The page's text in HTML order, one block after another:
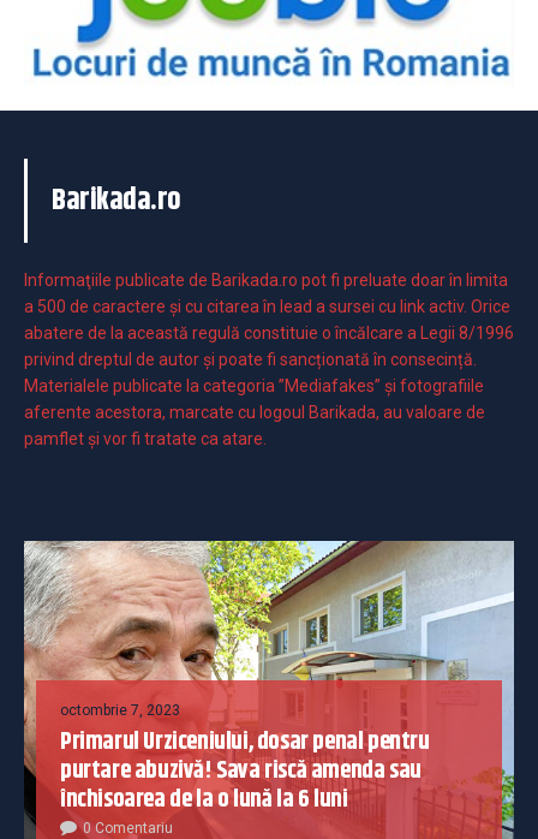
Barikada.ro
Informaţiile publicate de Barikada.ro pot fi preluate doar în limita
a 500 de caractere şi cu citarea în lead a sursei cu link activ. Orice
abatere de la această regulă constituie o încălcare a Legii 8/1996
privind dreptul de autor și poate fi sancționată în consecință.
Materialele publicate la categoria ”Mediafakes” și fotografiile
aferente acestora, marcate cu logoul Barikada, au valoare de
pamflet și vor fi tratate ca atare.
octombrie 7, 2023
Primarul Urziceniului, dosar penal pentru
purtare abuzivă! Sava riscă amenda sau
închisoarea de la o lună la 6 luni
0 Comentariu